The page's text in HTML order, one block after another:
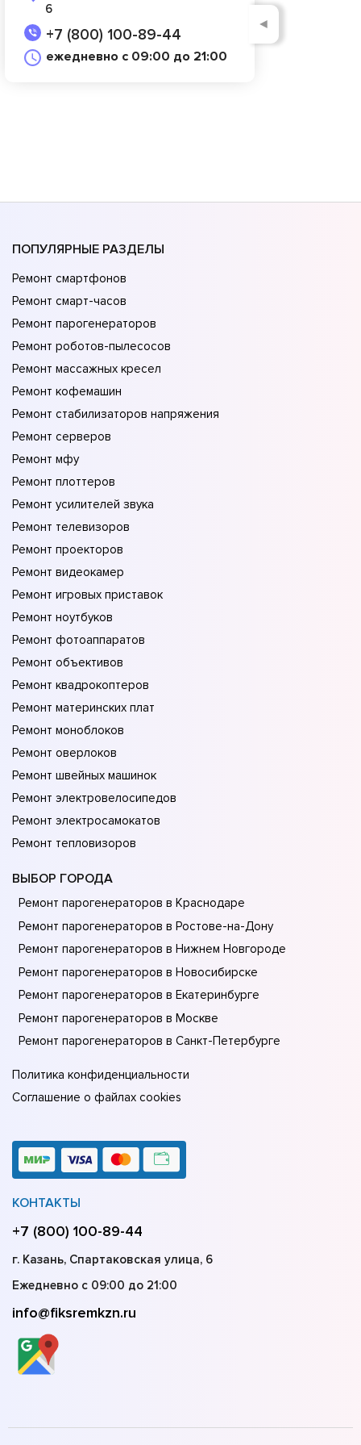
6
+7 (800) 100-89-44
ежедневно с 09:00 до 21:00
◄
ПОПУЛЯРНЫЕ РАЗДЕЛЫ
Ремонт смартфонов
Ремонт смарт-часов
Ремонт парогенераторов
Ремонт роботов-пылесосов
Ремонт массажных кресел
Ремонт кофемашин
Ремонт стабилизаторов напряжения
Ремонт серверов
Ремонт мфу
Ремонт плоттеров
Ремонт усилителей звука
Ремонт телевизоров
Ремонт проекторов
Ремонт видеокамер
Ремонт игровых приставок
Ремонт ноутбуков
Ремонт фотоаппаратов
Ремонт объективов
Ремонт квадрокоптеров
Ремонт материнских плат
Ремонт моноблоков
Ремонт оверлоков
Ремонт швейных машинок
Ремонт электровелосипедов
Ремонт электросамокатов
Ремонт тепловизоров
ВЫБОР ГОРОДА
Ремонт парогенераторов в Краснодаре
Ремонт парогенераторов в Ростове-на-Донy
Ремонт парогенераторов в Нижнем Новгороде
Ремонт парогенераторов в Новосибирске
Ремонт парогенераторов в Екатеринбурге
Ремонт парогенераторов в Москве
Ремонт парогенераторов в Санкт-Петербурге
Политика конфиденциальности
Соглашение о файлах cookies
КОНТАКТЫ
+7 (800) 100-89-44
г. Казань, Спартаковская улица, 6
Ежедневно с 09:00 до 21:00
info@fiksremkzn.ru